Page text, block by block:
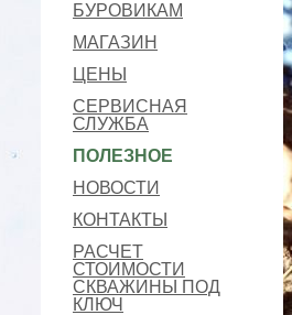
БУРОВИКАМ
МАГАЗИН
ЦЕНЫ
СЕРВИСНАЯ
СЛУЖБА
ПОЛЕЗНОЕ
НОВОСТИ
КОНТАКТЫ
РАСЧЕТ
СТОИМОСТИ
СКВАЖИНЫ ПОД
КЛЮЧ